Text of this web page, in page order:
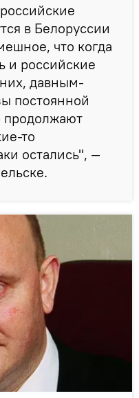
в Белоруссии
что когда
и российские
давным-
постоянной
продолжают
то
остались", —